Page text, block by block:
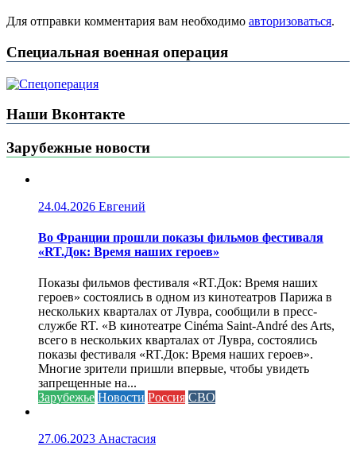
Для отправки комментария вам необходимо авторизоваться.
Специальная военная операция
Наши Вконтакте
Зарубежные новости
24.04.2026 Евгений
Во Франции прошли показы фильмов фестиваля
«RT.Док: Время наших героев»
Показы фильмов фестиваля «RT.Док: Время наших
героев» состоялись в одном из кинотеатров Парижа в
нескольких кварталах от Лувра, сообщили в пресс-
службе RT. «В кинотеатре Cinéma Saint-André des Arts,
всего в нескольких кварталах от Лувра, состоялись
показы фестиваля «RT.Док: Время наших героев».
Многие зрители пришли впервые, чтобы увидеть
запрещенные на...
Зарубежье Новости Россия СВО
27.06.2023 Анастасия